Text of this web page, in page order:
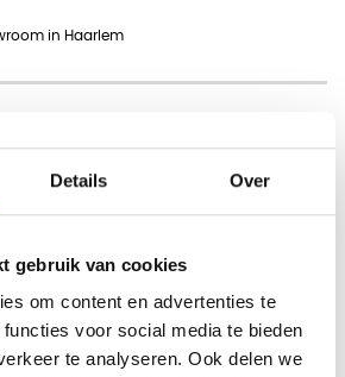
Details Over
gebruik van cookies
om content en advertenties te
voor social media te bieden
te analyseren. Ook delen we
in Haarlem
Mico
hem eenvoudig in de gewenste positie
verkrijgbaar in twee uitvoeringen:
voet en een model met een
is een touch-button en bevindt